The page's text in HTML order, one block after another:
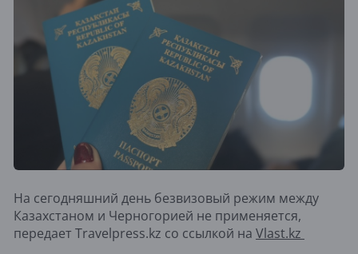
На сегодняшний день безвизовый режим между
Казахстаном и Черногорией не применяется,
передает Travelpress.kz со ссылкой на Vlast.kz